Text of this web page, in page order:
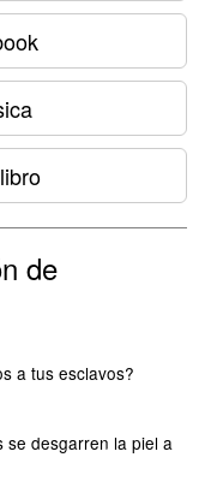
de
a tus esclavos?
desgarren la piel a